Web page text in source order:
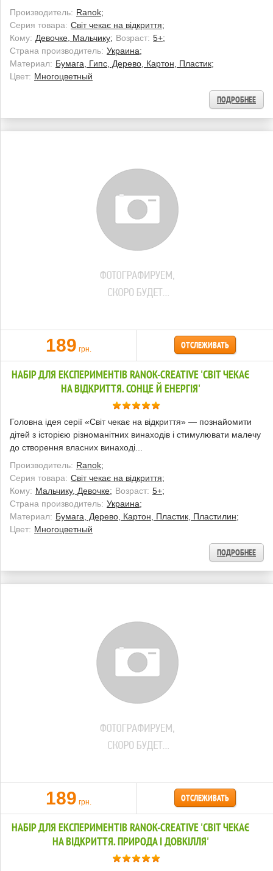
Производитель: Ranok;
Серия товара: Світ чекає на відкриття;
Кому: Девочке, Мальчику; Возраст: 5+;
Страна производитель: Украина;
Материал: Бумага, Гипс, Дерево, Картон, Пластик;
Цвет: Многоцветный
ПОДРОБНЕЕ
189 грн. ОТСЛЕЖИВАТЬ
НАБІР ДЛЯ ЕКСПЕРИМЕНТІВ RANOK-CREATIVE 'СВІТ ЧЕКАЄ
НА ВІДКРИТТЯ. СОНЦЕ Й ЕНЕРГІЯ'
Головна ідея серії «Світ чекає на відкриття» — познайомити
дітей з історією різноманітних винаходів і стимулювати малечу
до створення власних винаході...
Производитель: Ranok;
Серия товара: Світ чекає на відкриття;
Кому: Мальчику, Девочке; Возраст: 5+;
Страна производитель: Украина;
Материал: Бумага, Дерево, Картон, Пластик, Пластилин;
Цвет: Многоцветный
ПОДРОБНЕЕ
189 грн. ОТСЛЕЖИВАТЬ
НАБІР ДЛЯ ЕКСПЕРИМЕНТІВ RANOK-CREATIVE 'СВІТ ЧЕКАЄ
НА ВІДКРИТТЯ. ПРИРОДА І ДОВКІЛЛЯ'